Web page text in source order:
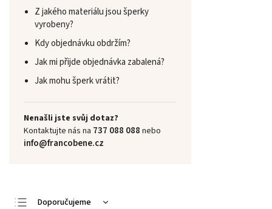
Z jakého materiálu jsou šperky
vyrobeny?
Kdy objednávku obdržím?
Jak mi přijde objednávka zabalená?
Jak mohu šperk vrátit?
Nenašli jste svůj dotaz?
Kontaktujte nás na 737 088 088 nebo
info@francobene.cz
Doporučujeme